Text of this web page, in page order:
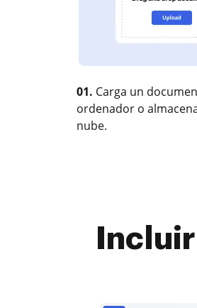
01. Carga un
ordenador o
nube.